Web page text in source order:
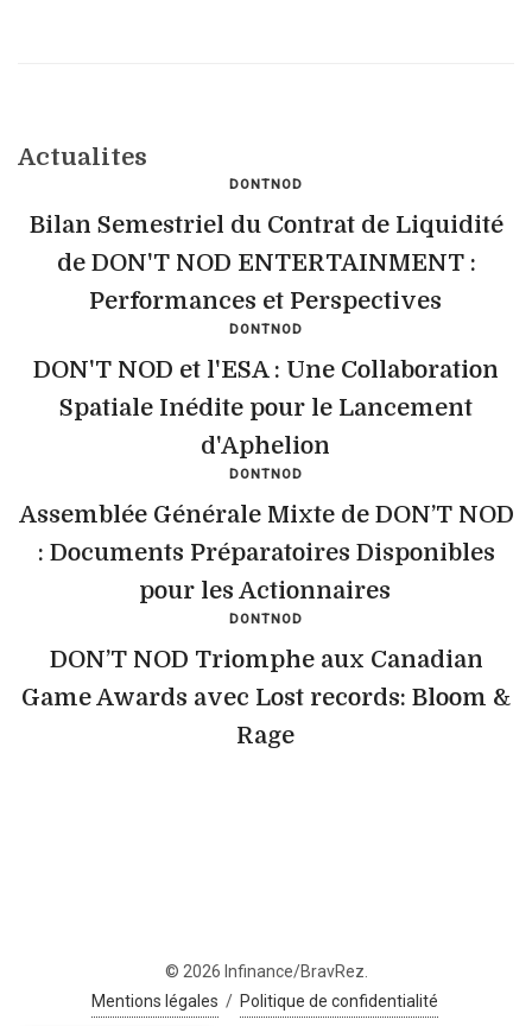
Actualites
DONTNOD
Bilan Semestriel du Contrat de Liquidité
de DON'T NOD ENTERTAINMENT :
Performances et Perspectives
DONTNOD
DON'T NOD et l'ESA : Une Collaboration
Spatiale Inédite pour le Lancement
d'Aphelion
DONTNOD
Assemblée Générale Mixte de DON’T NOD
: Documents Préparatoires Disponibles
pour les Actionnaires
DONTNOD
DON’T NOD Triomphe aux Canadian
Game Awards avec Lost records: Bloom &
Rage
© 2026 Infinance/BravRez.
Mentions légales / Politique de confidentialité